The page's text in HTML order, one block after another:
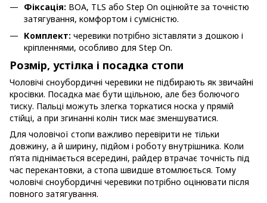
Фіксація: BOA, TLS або Step On оцінюйте за точністю
затягування, комфортом і сумісністю.
Комплект: черевики потрібно зіставляти з дошкою і
кріпленнями, особливо для Step On.
Розмір, устілка і посадка стопи
Чоловічі сноубордичні черевики не підбирають як звичайні
кросівки. Посадка має бути щільною, але без болючого
тиску. Пальці можуть злегка торкатися носка у прямій
стійці, а при згинанні колін тиск має зменшуватися.
Для чоловічої стопи важливо перевірити не тільки
довжину, а й ширину, підйом і роботу внутрішника. Коли
п’ята піднімається всередині, райдер втрачає точність під
час перекантовки, а стопа швидше втомлюється. Тому
чоловічі сноубордичні черевики потрібно оцінювати після
повного затягування.